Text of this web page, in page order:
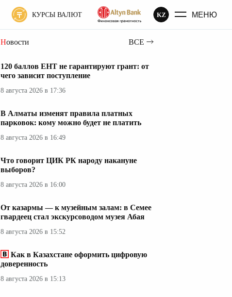
КУРСЫ ВАЛЮТ KZ МЕНЮ
Новости ВСЕ
120 баллов ЕНТ не гарантируют грант: от
чего зависит поступление
8 августа 2026 в 17:36
В Алматы изменят правила платных
парковок: кому можно будет не платить
8 августа 2026 в 16:49
Что говорит ЦИК РК народу накануне
выборов?
8 августа 2026 в 16:00
От казармы — к музейным залам: в Семее
гвардеец стал экскурсоводом музея Абая
8 августа 2026 в 15:52
Как в Казахстане оформить цифровую
доверенность
8 августа 2026 в 15:13